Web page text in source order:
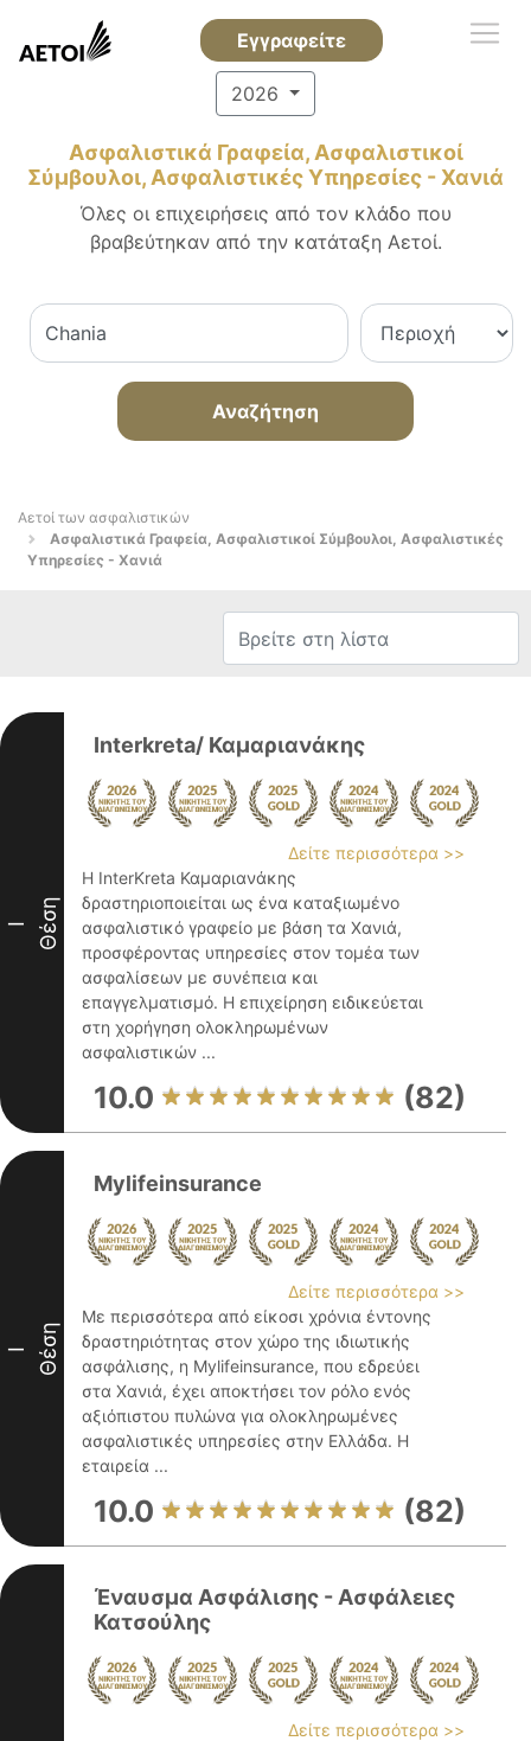
Εγγραφείτε
2026
Ασφαλιστικά Γραφεία, Ασφαλιστικοί
Σύμβουλοι, Ασφαλιστικές Υπηρεσίες - Χανιά
Όλες οι επιχειρήσεις από τον κλάδο που
βραβεύτηκαν από την κατάταξη Αετοί.
Αναζήτηση
Αετοί των ασφαλιστικών
Ασφαλιστικά Γραφεία, Ασφαλιστικοί Σύμβουλοι, Ασφαλιστικές
Υπηρεσίες - Χανιά
I Θέση
Interkreta/ Καμαριανάκης
Δείτε περισσότερα >>
Η InterKreta Καμαριανάκης
δραστηριοποιείται ως ένα καταξιωμένο
ασφαλιστικό γραφείο με βάση τα Χανιά,
προσφέροντας υπηρεσίες στον τομέα των
ασφαλίσεων με συνέπεια και
επαγγελματισμό. Η επιχείρηση ειδικεύεται
στη χορήγηση ολοκληρωμένων
ασφαλιστικών ...
10.0 (82)
I Θέση
Mylifeinsurance
Δείτε περισσότερα >>
Με περισσότερα από είκοσι χρόνια έντονης
δραστηριότητας στον χώρο της ιδιωτικής
ασφάλισης, η Mylifeinsurance, που εδρεύει
στα Χανιά, έχει αποκτήσει τον ρόλο ενός
αξιόπιστου πυλώνα για ολοκληρωμένες
ασφαλιστικές υπηρεσίες στην Ελλάδα. Η
εταιρεία ...
10.0 (82)
Έναυσμα Ασφάλισης - Ασφάλειες
Κατσούλης
Δείτε περισσότερα >>